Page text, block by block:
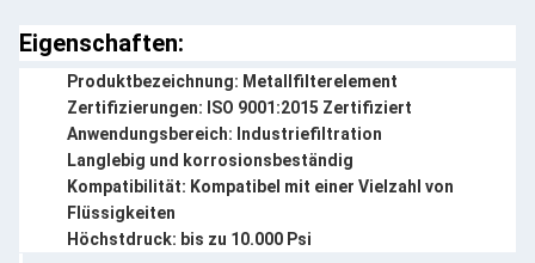
Eigenschaften:
Produktbezeichnung: Metallfilterelement
Zertifizierungen: ISO 9001:2015 Zertifiziert
Anwendungsbereich: Industriefiltration
Langlebig und korrosionsbeständig
Kompatibilität: Kompatibel mit einer Vielzahl von
Flüssigkeiten
Höchstdruck: bis zu 10.000 Psi